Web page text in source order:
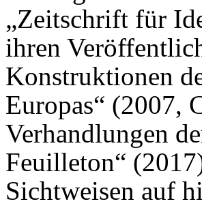
„Zeitschrift für
ihren
Konstruktionen
Europas“ (2007,
Verhandlungen
Feuilleton“
Sichtweisen auf